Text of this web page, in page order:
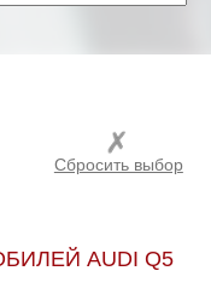
Сбросить выбор
AUDI Q5